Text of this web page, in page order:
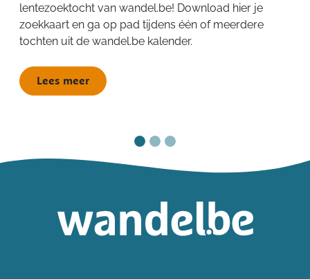
lentezoektocht van wandel.be! Download hier je
zoekkaart en ga op pad tijdens één of meerdere
tochten uit de wandel.be kalender.
Lees meer